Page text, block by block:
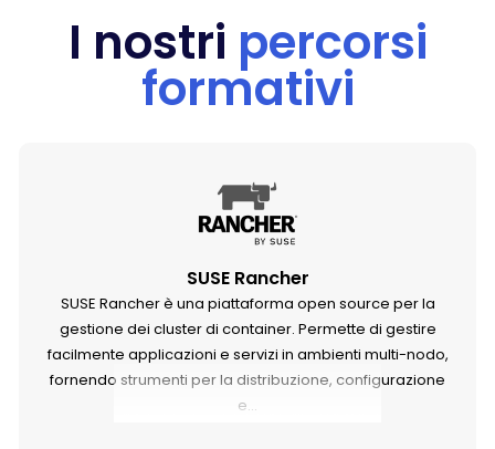
I nostri percorsi
formativi
SUSE Rancher
SUSE Rancher è una piattaforma open source per la
gestione dei cluster di container. Permette di gestire
facilmente applicazioni e servizi in ambienti multi-nodo,
fornendo strumenti per la distribuzione, configurazione
e...